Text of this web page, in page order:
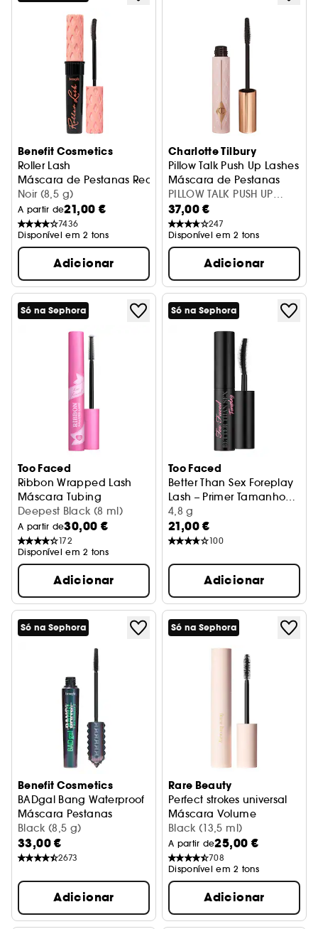
Benefit Cosmetics
Roller Lash
Máscara de Pestanas Recurvadora
Noir (8,5 g)
A partir de21,00 €
7436
Disponível em 2 tons
Adicionar
Charlotte Tilbury
Pillow Talk Push Up Lashes
Máscara de Pestanas
PILLOW TALK PUSH UP
LASHES
37,00 €
247
Disponível em 2 tons
Adicionar
Só na Sephora
Too Faced
Ribbon Wrapped Lash
Máscara Tubing
Deepest Black (8 ml)
A partir de30,00 €
172
Disponível em 2 tons
Adicionar
Só na Sephora
Too Faced
Better Than Sex Foreplay
Lash – Primer Tamanho
de Viagem
4,8 g
21,00 €
100
Adicionar
Só na Sephora
Benefit Cosmetics
BADgal Bang Waterproof
Máscara Pestanas
Black (8,5 g)
33,00 €
2673
Adicionar
Só na Sephora
Rare Beauty
Perfect strokes universal
Máscara Volume
Black (13,5 ml)
A partir de25,00 €
708
Disponível em 2 tons
Adicionar